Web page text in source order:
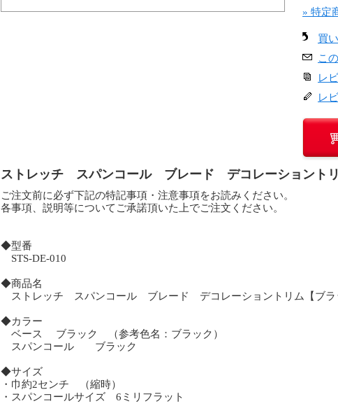
» 特定
買
こ
レ
レ
ストレッチ スパンコール ブレード デコレーショントリ
ご注文前に必ず下記の特記事項・注意事項をお読みください。
各事項、説明等についてご承諾頂いた上でご注文ください。
◆型番
STS-DE-010
◆商品名
ストレッチ スパンコール ブレード デコレーショントリム【ブラ
◆カラー
ベース ブラック （参考色名：ブラック）
スパンコール ブラック
◆サイズ
・巾約2センチ （縮時）
・スパンコールサイズ 6ミリフラット